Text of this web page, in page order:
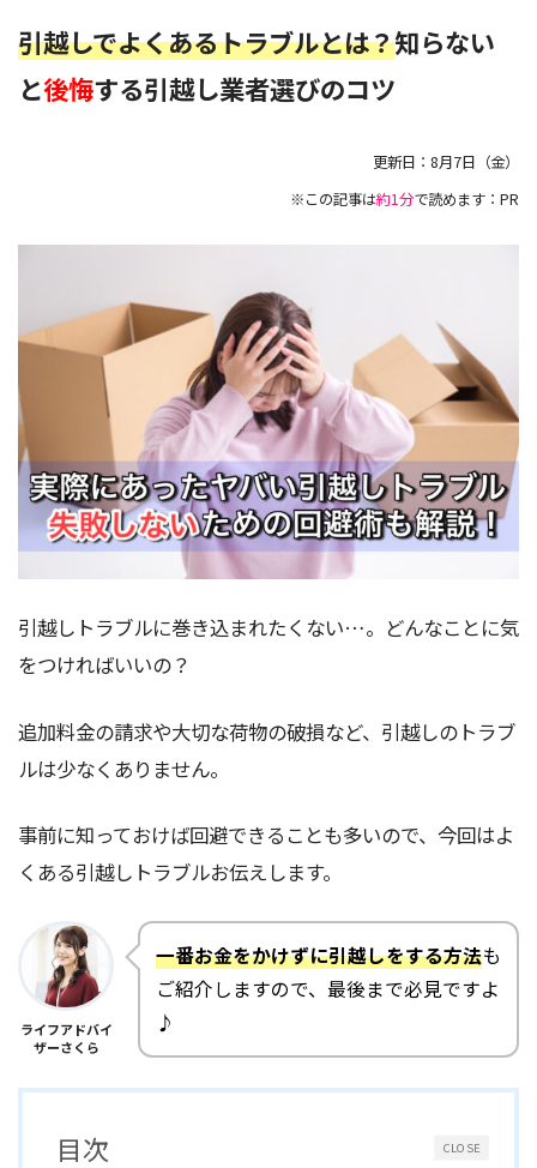
引越しでよくあるトラブルとは？知らない
と後悔する引越し業者選びのコツ
更新日： 8月7日（金）
※この記事は約1分で読めます：PR
引越しトラブルに巻き込まれたくない…。どんなことに気
をつければいいの？
追加料金の請求や大切な荷物の破損など、引越しのトラブ
ルは少なくありません。
事前に知っておけば回避できることも多いので、今回はよ
くある引越しトラブルお伝えします。
ライフアドバイ
ザーさくら
一番お金をかけずに引越しをする方法も
ご紹介しますので、最後まで必見ですよ
♪
CLOSE
目次